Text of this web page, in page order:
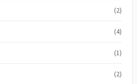
(2)
(4)
(1)
(2)